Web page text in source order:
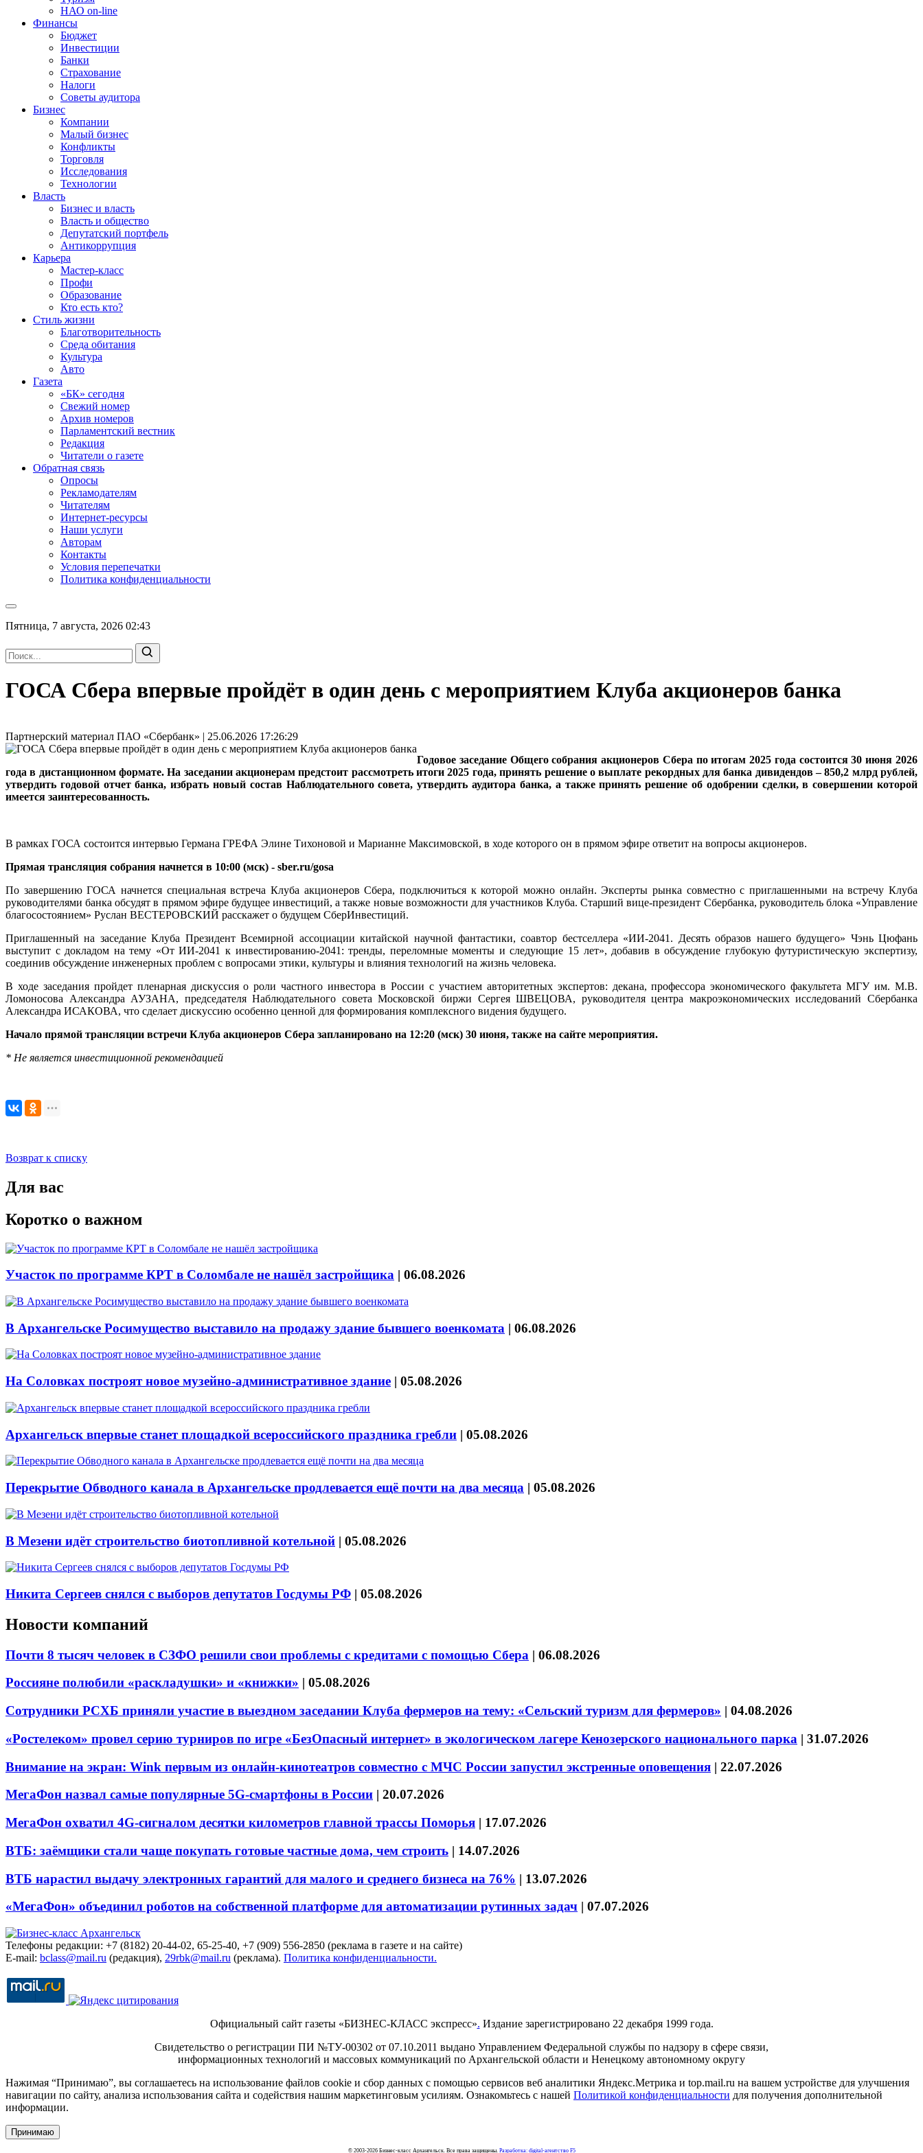
НАО on-line
Финансы
Бюджет
Инвестиции
Банки
Страхование
Налоги
Советы аудитора
Бизнес
Компании
Малый бизнес
Конфликты
Торговля
Исследования
Технологии
Власть
Бизнес и власть
Власть и общество
Депутатский портфель
Антикоррупция
Карьера
Мастер-класс
Профи
Образование
Кто есть кто?
Стиль жизни
Благотворительность
Среда обитания
Культура
Авто
Газета
«БК» сегодня
Свежий номер
Архив номеров
Парламентский вестник
Редакция
Читатели о газете
Обратная связь
Опросы
Рекламодателям
Читателям
Интернет-ресурсы
Наши услуги
Авторам
Контакты
Условия перепечатки
Политика конфиденциальности
Пятница, 7 августа, 2026 02:43
ГОСА Сбера впервые пройдёт в один день с мероприятием Клуба акционеров банка
Партнерский материал ПАО «Сбербанк» | 25.06.2026 17:26:29
Годовое заседание Общего собрания акционеров Сбера по итогам 2025 года состоится 30 июня 2026
года в дистанционном формате. На заседании акционерам предстоит рассмотреть итоги 2025 года, принять решение о выплате рекордных для банка дивидендов – 850,2 млрд рублей,
утвердить годовой отчет банка, избрать новый состав Наблюдательного совета, утвердить аудитора банка, а также принять решение об одобрении сделки, в совершении которой
имеется заинтересованность.
В рамках ГОСА состоится интервью Германа ГРЕФА Элине Тихоновой и Марианне Максимовской, в ходе которого он в прямом эфире ответит на вопросы акционеров.
Прямая трансляция собрания начнется в 10:00 (мск) - sber.ru/gosa
По завершению ГОСА начнется специальная встреча Клуба акционеров Сбера, подключиться к которой можно онлайн. Эксперты рынка совместно с приглашенными на встречу Клуба
руководителями банка обсудят в прямом эфире будущее инвестиций, а также новые возможности для участников Клуба. Старший вице-президент Сбербанка, руководитель блока «Управление
благосостоянием» Руслан ВЕСТЕРОВСКИЙ расскажет о будущем СберИнвестиций.
Приглашенный на заседание Клуба Президент Всемирной ассоциации китайской научной фантастики, соавтор бестселлера «ИИ-2041. Десять образов нашего будущего» Чэнь Цюфань
выступит с докладом на тему «От ИИ-2041 к инвестированию-2041: тренды, переломные моменты и следующие 15 лет», добавив в обсуждение глубокую футуристическую экспертизу,
соединив обсуждение инженерных проблем с вопросами этики, культуры и влияния технологий на жизнь человека.
В ходе заседания пройдет пленарная дискуссия о роли частного инвестора в России с участием авторитетных экспертов: декана, профессора экономического факультета МГУ им. М.В.
Ломоносова Александра АУЗАНА, председателя Наблюдательного совета Московской биржи Сергея ШВЕЦОВА, руководителя центра макроэкономических исследований Сбербанка
Александра ИСАКОВА, что сделает дискуссию особенно ценной для формирования комплексного видения будущего.
Начало прямой трансляции встречи Клуба акционеров Сбера запланировано на 12:20 (мск) 30 июня, также на сайте мероприятия.
* Не является инвестиционной рекомендацией
Возврат к списку
Для вас
Коротко о важном
Участок по программе КРТ в Соломбале не нашёл застройщика | 06.08.2026
В Архангельске Росимущество выставило на продажу здание бывшего военкомата | 06.08.2026
На Соловках построят новое музейно-административное здание | 05.08.2026
Архангельск впервые станет площадкой всероссийского праздника гребли | 05.08.2026
Перекрытие Обводного канала в Архангельске продлевается ещё почти на два месяца | 05.08.2026
В Мезени идёт строительство биотопливной котельной | 05.08.2026
Никита Сергеев снялся с выборов депутатов Госдумы РФ | 05.08.2026
Новости компаний
Почти 8 тысяч человек в СЗФО решили свои проблемы с кредитами с помощью Сбера | 06.08.2026
Россияне полюбили «раскладушки» и «книжки» | 05.08.2026
Сотрудники РСХБ приняли участие в выездном заседании Клуба фермеров на тему: «Сельский туризм для фермеров» | 04.08.2026
«Ростелеком» провел серию турниров по игре «БезОпасный интернет» в экологическом лагере Кенозерского национального парка | 31.07.2026
Внимание на экран: Wink первым из онлайн-кинотеатров совместно с МЧС России запустил экстренные оповещения | 22.07.2026
МегаФон назвал самые популярные 5G-смартфоны в России | 20.07.2026
МегаФон охватил 4G-сигналом десятки километров главной трассы Поморья | 17.07.2026
ВТБ: заёмщики стали чаще покупать готовые частные дома, чем строить | 14.07.2026
ВТБ нарастил выдачу электронных гарантий для малого и среднего бизнеса на 76% | 13.07.2026
«МегаФон» объединил роботов на собственной платформе для автоматизации рутинных задач | 07.07.2026
Телефоны редакции: +7 (8182) 20-44-02, 65-25-40, +7 (909) 556-2850 (реклама в газете и на сайте)
E-mail: bclass@mail.ru (редакция), 29rbk@mail.ru (реклама). Политика конфиденциальности.
Официальный сайт газеты «БИЗНЕС-КЛАСС экспресс». Издание зарегистрировано 22 декабря 1999 года.
Свидетельство о регистрации ПИ №ТУ-00302 от 07.10.2011 выдано Управлением Федеральной службы по надзору в сфере связи,
информационных технологий и массовых коммуникаций по Архангельской области и Ненецкому автономному округу
Нажимая “Принимаю”, вы соглашаетесь на использование файлов cookie и сбор данных с помощью сервисов веб аналитики Яндекс.Метрика и top.mail.ru на вашем устройстве для улучшения
навигации по сайту, анализа использования сайта и содействия нашим маркетинговым усилиям. Ознакомьтесь с нашей Политикой конфиденциальности для получения дополнительной
информации.
Принимаю
© 2003-2026 Бизнес-класс Архангельск. Все права защищены. Разработка: digital-агентство F5